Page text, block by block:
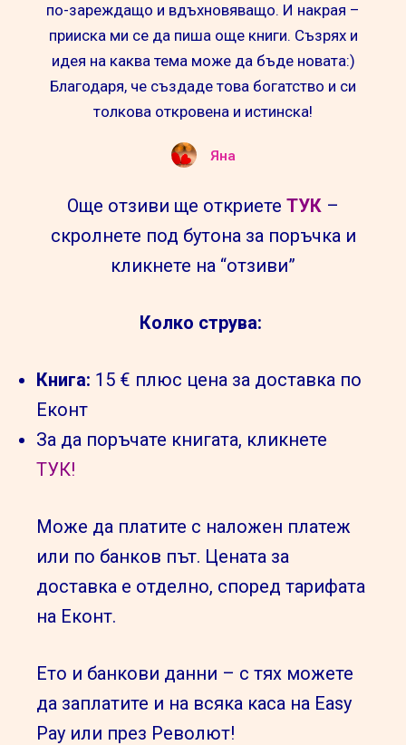
по-зареждащо и вдъхновяващо. И накрая –
прииска ми се да пиша още книги. Съзрях и
идея на каква тема може да бъде новата:)
Благодаря, че създаде това богатство и си
толкова откровена и истинска!
Яна
Още отзиви ще откриете ТУК –
скролнете под бутона за поръчка и
кликнете на “отзиви”
Колко струва:
Книга: 15 € плюс цена за доставка по
Еконт
За да поръчате книгата, кликнете
ТУК!
Може да платите с наложен платеж
или по банков път. Цената за
доставка е отделно, според тарифата
на Еконт.
Ето и банкови данни – с тях можете
да заплатите и на всяка каса на Easy
Pay или през Револют!